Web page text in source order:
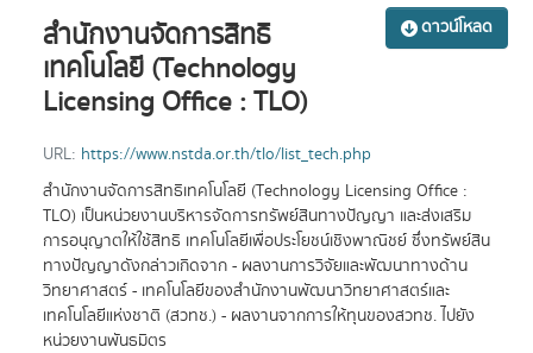
ดาวน์โหลด
สำนักงานจัดการสิทธิ
เทคโนโลยี (Technology
Licensing Office : TLO)
URL: https://www.nstda.or.th/tlo/list_tech.php
สำนักงานจัดการสิทธิเทคโนโลยี (Technology Licensing Office :
TLO) เป็นหน่วยงานบริหารจัดการทรัพย์สินทางปัญญา และส่งเสริม
การอนุญาตให้ใช้สิทธิ เทคโนโลยีเพื่อประโยชน์เชิงพาณิชย์ ซึ่งทรัพย์สิน
ทางปัญญาดังกล่าวเกิดจาก - ผลงานการวิจัยและพัฒนาทางด้าน
วิทยาศาสตร์ - เทคโนโลยีของสำนักงานพัฒนาวิทยาศาสตร์และ
เทคโนโลยีแห่งชาติ (สวทช.) - ผลงานจากการให้ทุนของสวทช. ไปยัง
หน่วยงานพันธมิตร